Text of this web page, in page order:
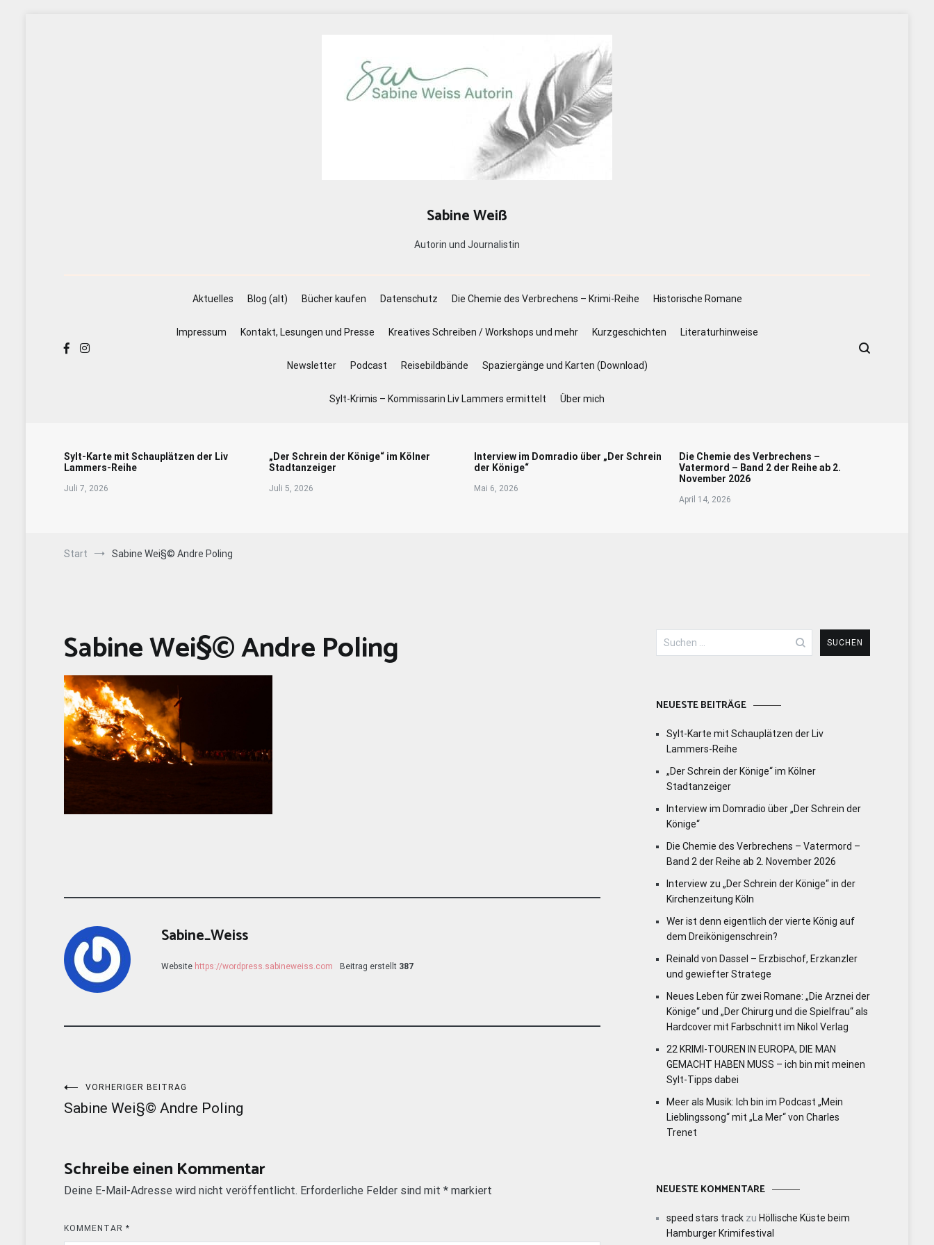
Sabine Weiß
Autorin und Journalistin
Aktuelles Blog (alt) Bücher kaufen Datenschutz Die Chemie des Verbrechens – Krimi-Reihe Historische Romane
Impressum Kontakt, Lesungen und Presse Kreatives Schreiben / Workshops und mehr Kurzgeschichten Literaturhinweise
Newsletter Podcast Reisebildbände Spaziergänge und Karten (Download)
Sylt-Krimis – Kommissarin Liv Lammers ermittelt Über mich
Sylt-Karte mit Schauplätzen der Liv
Lammers-Reihe
Juli 7, 2026
„Der Schrein der Könige“ im Kölner
Stadtanzeiger
Juli 5, 2026
Interview im Domradio über „Der Schrein
der Könige“
Mai 6, 2026
Die Chemie des Verbrechens –
Vatermord – Band 2 der Reihe ab 2.
November 2026
April 14, 2026
Start Sabine Wei§© Andre Poling
Sabine Wei§© Andre Poling
Sabine_Weiss
Website https://wordpress.sabineweiss.com Beitrag erstellt 387
Beitragsnavigation
VORHERIGER BEITRAG
Sabine Wei§© Andre Poling
Schreibe einen Kommentar
Deine E-Mail-Adresse wird nicht veröffentlicht. Erforderliche Felder sind mit * markiert
KOMMENTAR *
Suchen
nach:
NEUESTE BEITRÄGE
Sylt-Karte mit Schauplätzen der Liv
Lammers-Reihe
„Der Schrein der Könige“ im Kölner
Stadtanzeiger
Interview im Domradio über „Der Schrein der
Könige“
Die Chemie des Verbrechens – Vatermord –
Band 2 der Reihe ab 2. November 2026
Interview zu „Der Schrein der Könige“ in der
Kirchenzeitung Köln
Wer ist denn eigentlich der vierte König auf
dem Dreikönigenschrein?
Reinald von Dassel – Erzbischof, Erzkanzler
und gewiefter Stratege
Neues Leben für zwei Romane: „Die Arznei der
Könige“ und „Der Chirurg und die Spielfrau“ als
Hardcover mit Farbschnitt im Nikol Verlag
22 KRIMI-TOUREN IN EUROPA, DIE MAN
GEMACHT HABEN MUSS – ich bin mit meinen
Sylt-Tipps dabei
Meer als Musik: Ich bin im Podcast „Mein
Lieblingssong“ mit „La Mer“ von Charles
Trenet
NEUESTE KOMMENTARE
speed stars track zu Höllische Küste beim
Hamburger Krimifestival